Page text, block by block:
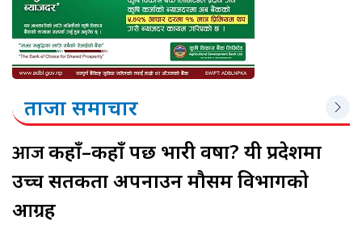
ताजा समाचार
आजकहाँ–कहाँ पर्छ भारी वर्षा? यी प्रदेशमा
उच्च सतर्कता अपनाउन मौसम विभागको
आग्रह